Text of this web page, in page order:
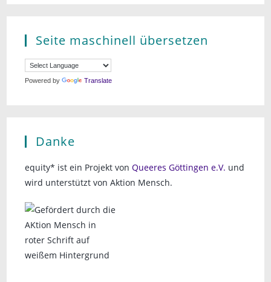
Seite maschinell übersetzen
Powered by Translate
Danke
equity* ist ein Projekt vonQueeres Göttingen e.V. und
wird unterstützt von Aktion Mensch.